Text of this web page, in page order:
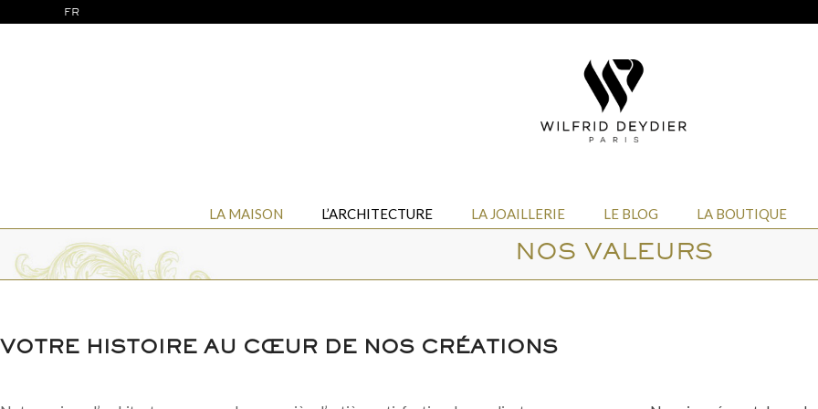
FR
LA MAISON L’ARCHITECTURE LA JOAILLERIE LE BLOG LA BOUTIQUE
NOS VALEURS
VOTRE HISTOIRE AU CŒUR DE NOS CRÉATIONS